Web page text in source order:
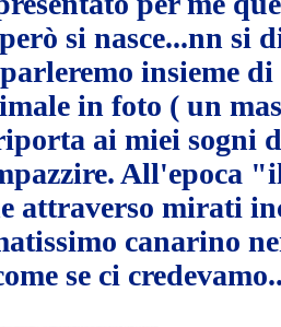
si nasce...nn si
insieme
in foto ( un
ai miei sogni
All'epoca
attraverso mirati
canarino
se ci